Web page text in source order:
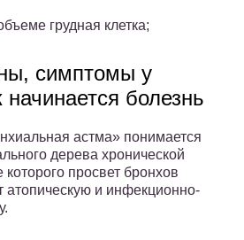
грудная клетка;
симптомы у
болезнь
астма» понимается
дерева хронической
просвет бронхов
атопическую и инфекционно-